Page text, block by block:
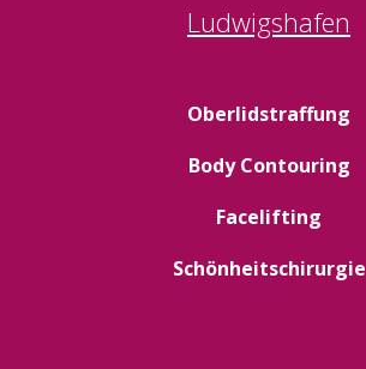
Ludwigshafen
Oberlidstraffung
Body Contouring
Facelifting
Schönheitschirurgie